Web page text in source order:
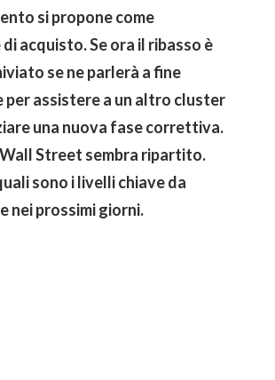
si propone come
acquisto. Se ora il ribasso è
se ne parlerà a fine
per assistere a un altro cluster
una nuova fase correttiva.
Street sembra ripartito.
sono i livelli chiave da
nei prossimi giorni.